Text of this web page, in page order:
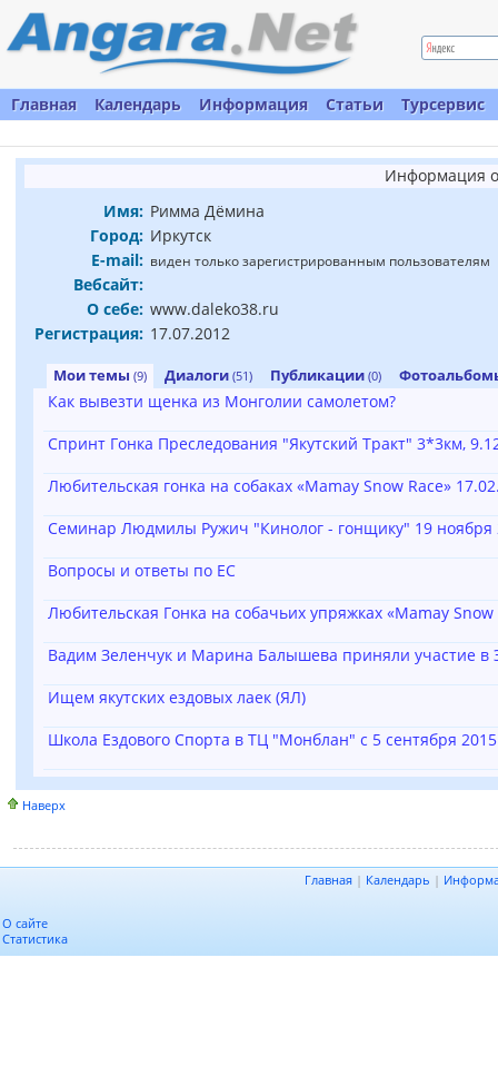
Главная Календарь Информация Статьи Турсервис
Информация
Имя: Римма Дёмина
Город: Иркутск
E-mail: виден только зарегистрированным пользователям
Вебсайт:
О себе: www.daleko38.ru
Регистрация: 17.07.2012
Мои темы (9) Диалоги (51) Публикации (0)
Как вывезти щенка из Монголии самолетом?
Спринт Гонка Преследования "Якутский Тракт" 3*3км,
Любительская гонка на собаках «Mamay Snow Race»
Семинар Людмилы Ружич "Кинолог - гонщику" 19 ноября
Вопросы и ответы по ЕС
Любительская Гонка на собачьих упряжках «Mamay
Вадим Зеленчук и Марина Балышева приняли участие в
Ищем якутских ездовых лаек (ЯЛ)
Школа Ездового Спорта в ТЦ "Монблан" с 5 сентября 2015
Наверх
Главная | Календарь |
О сайте
Статистика